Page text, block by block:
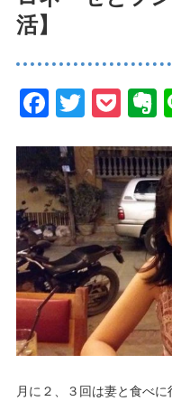
活】
Facebook
月に２、３回は妻と食べ